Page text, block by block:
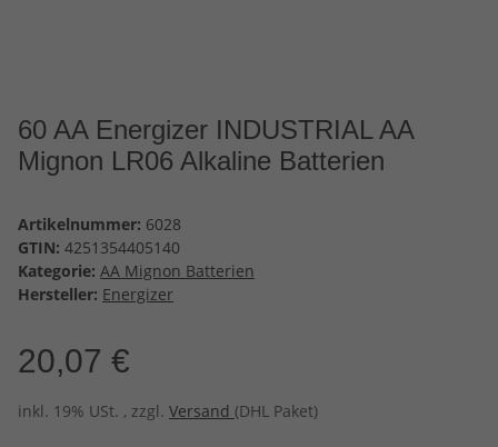
60 AA Energizer INDUSTRIAL AA
Mignon LR06 Alkaline Batterien
Artikelnummer: 6028
GTIN: 4251354405140
Kategorie: AA Mignon Batterien
Hersteller: Energizer
20,07 €
inkl. 19% USt. , zzgl. Versand (DHL Paket)